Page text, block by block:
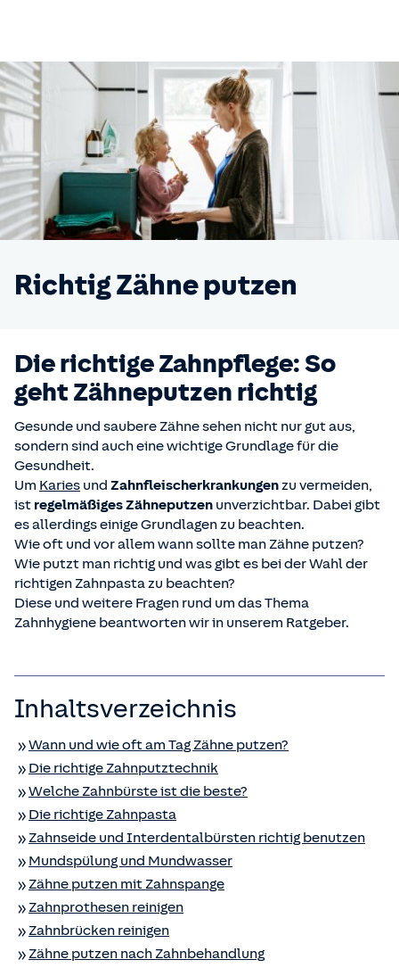
Richtig Zähne putzen
Die richtige Zahnpflege: So
geht Zähneputzen richtig
Gesunde und saubere Zähne sehen nicht nur gut aus,
sondern sind auch eine wichtige Grundlage für die
Gesundheit.
Um Karies und Zahnfleischerkrankungenzu vermeiden,
ist regelmäßiges Zähneputzen unverzichtbar. Dabei gibt
es allerdings einige Grundlagen zu beachten.
Wie oft und vor allem wann sollte man Zähne putzen?
Wie putzt man richtig und was gibt es bei der Wahl der
richtigen Zahnpasta zu beachten?
Diese und weitere Fragen rund um das Thema
Zahnhygiene beantworten wir in unserem Ratgeber.
Inhaltsverzeichnis
Wann und wie oft am Tag Zähne putzen?
Die richtige Zahnputztechnik
Welche Zahnbürste ist die beste?
Die richtige Zahnpasta
Zahnseide und Interdentalbürsten richtig benutzen
Mundspülung und Mundwasser
Zähne putzen mit Zahnspange
Zahnprothesen reinigen
Zahnbrücken reinigen
Zähne putzen nach Zahnbehandlung